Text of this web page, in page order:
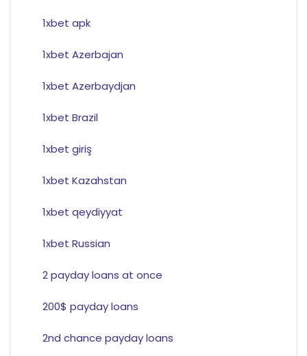
1xbet apk
1xbet Azerbajan
1xbet Azerbaydjan
1xbet Brazil
1xbet giriş
1xbet Kazahstan
1xbet qeydiyyat
1xbet Russian
2 payday loans at once
200$ payday loans
2nd chance payday loans